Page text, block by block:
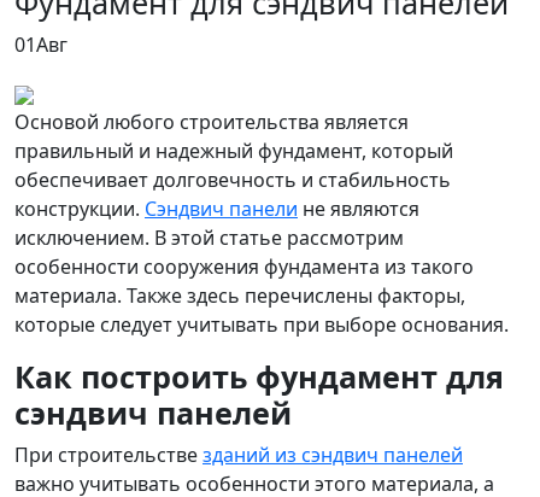
01Авг
Основой любого строительства является
правильный и надежный фундамент, который
обеспечивает долговечность и стабильность
конструкции. Сэндвич панели не являются
исключением. В этой статье рассмотрим
особенности сооружения фундамента из такого
материала. Также здесь перечислены факторы,
которые следует учитывать при выборе основания.
Как построить фундамент для
сэндвич панелей
При строительствезданий из сэндвич панелей
важно учитывать особенности этого материала, а